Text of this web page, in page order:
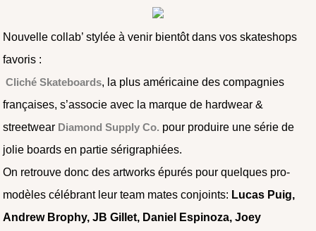
Nouvelle collab’ stylée à venir bientôt dans vos skateshops
favoris :
Cliché Skateboards, la plus américaine des compagnies
françaises, s’associe avec la marque de hardwear &
streetwear Diamond Supply Co. pour produire une série de
jolie boards en partie sérigraphiées.
On retrouve donc des artworks épurés pour quelques pro-
modèles célébrant leur team mates conjoints: Lucas Puig,
Andrew Brophy, JB Gillet, Daniel Espinoza, Joey